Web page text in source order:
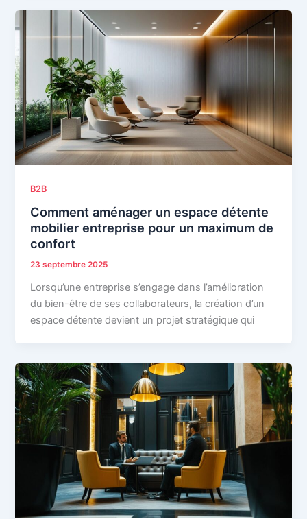
B2B
Comment aménager un espace détente
mobilier entreprise pour un maximum de
confort
23 septembre 2025
Lorsqu’une entreprise s’engage dans l’amélioration
du bien-être de ses collaborateurs, la création d’un
espace détente devient un projet stratégique qui